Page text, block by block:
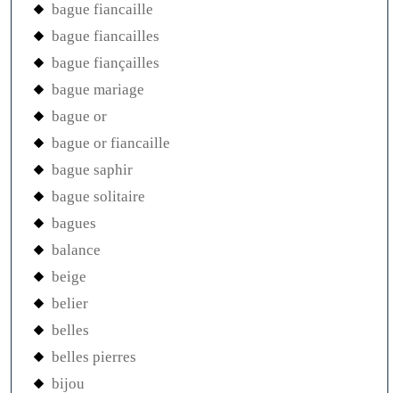
bague fiancaille
bague fiancailles
bague fiançailles
bague mariage
bague or
bague or fiancaille
bague saphir
bague solitaire
bagues
balance
beige
belier
belles
belles pierres
bijou